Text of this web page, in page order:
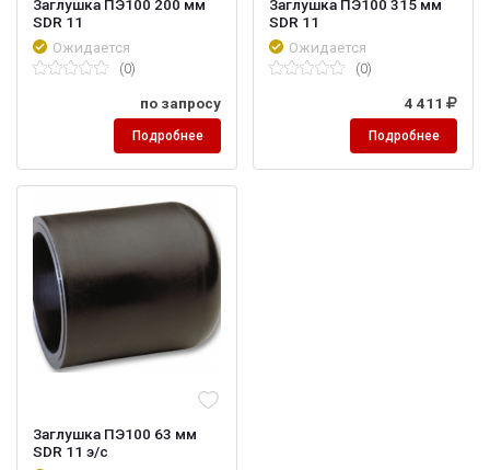
Заглушка ПЭ100 200 мм
SDR 11
Ожидается
(0)
по запросу
Подробнее
Заглушка ПЭ100 315 мм
SDR 11
Ожидается
(0)
4 411
Подробнее
Заглушка ПЭ100 63 мм
SDR 11 э/с